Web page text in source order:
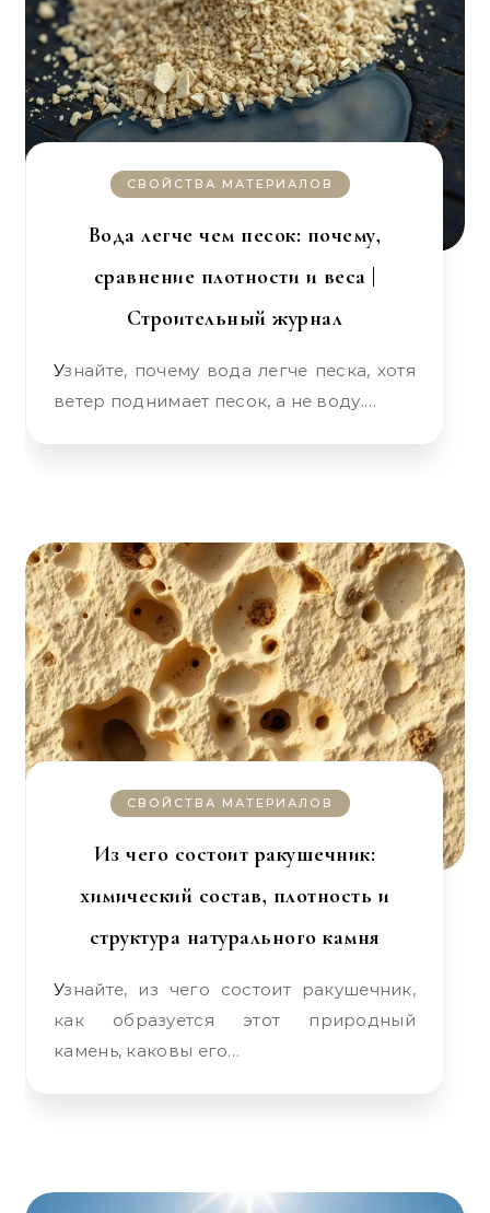
СВОЙСТВА МАТЕРИАЛОВ
Вода легче чем песок: почему,
сравнение плотности и веса |
Строительный журнал
Узнайте, почему вода легче песка, хотя
ветер поднимает песок, а не воду.…
СВОЙСТВА МАТЕРИАЛОВ
Из чего состоит ракушечник:
химический состав, плотность и
структура натурального камня
Узнайте, из чего состоит ракушечник,
как образуется этот природный
камень, каковы его…